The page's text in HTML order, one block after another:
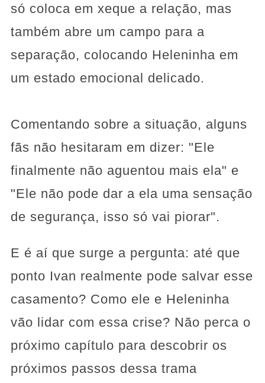
só coloca em xeque a relação, mas
também abre um campo para a
separação, colocando Heleninha em
um estado emocional delicado.
Comentando sobre a situação, alguns
fãs não hesitaram em dizer: "Ele
finalmente não aguentou mais ela" e
"Ele não pode dar a ela uma sensação
de segurança, isso só vai piorar".
E é aí que surge a pergunta: até que
ponto Ivan realmente pode salvar esse
casamento? Como ele e Heleninha
vão lidar com essa crise? Não perca o
próximo capítulo para descobrir os
próximos passos dessa trama